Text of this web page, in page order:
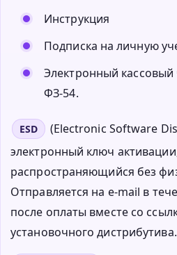
Инструкция
Подписка на личную
Электронный кассовый
ФЗ-54.
ESD
(Electronic Software
электронный ключ
распространяющийся без
Отправляется на e-mail в
после оплаты вместе со
установочного дистрибутива.